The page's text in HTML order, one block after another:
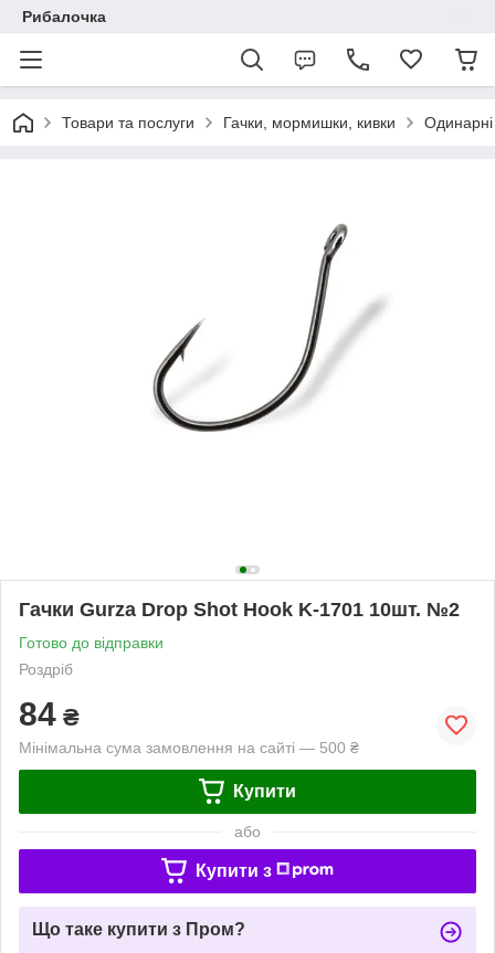
Рибалочка
Товари та послуги Гачки, мормишки, кивки
Гачки Gurza Drop Shot Hook K-1701 10шт. №2
Готово до відправки
Роздріб
84 ₴
Мінімальна сума замовлення на сайті — 500 ₴
Купити
або
Купити з
Що таке купити з Пром?